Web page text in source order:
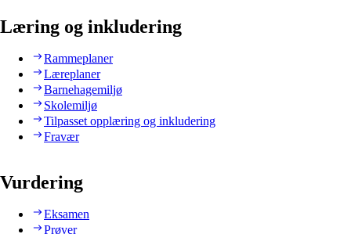
Læring og inkludering
Rammeplaner
Læreplaner
Barnehagemiljø
Skolemiljø
Tilpasset opplæring og inkludering
Fravær
Vurdering
Eksamen
Prøver